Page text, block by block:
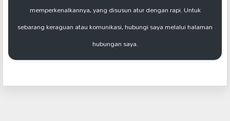
memperkenalkannya, yang disusun atur dengan rapi. Untuk
sebarang keraguan atau komunikasi, hubungi saya melalui halaman
hubungan saya.